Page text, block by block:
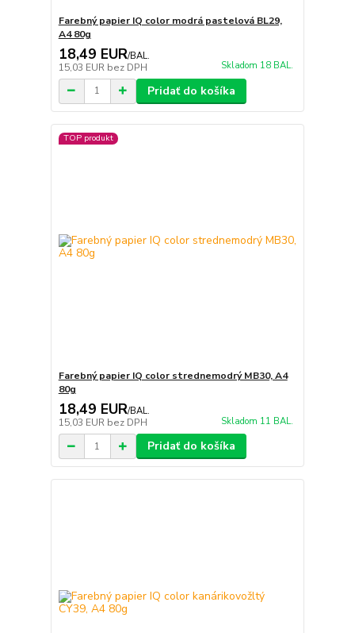
Farebný papier IQ color modrá pastelová BL29,
A4 80g
18,49 EUR/BAL.
15,03 EUR bez DPH Skladom 18 BAL.
Pridať do košíka
TOP produkt
Farebný papier IQ color strednemodrý MB30, A4
80g
18,49 EUR/BAL.
15,03 EUR bez DPH Skladom 11 BAL.
Pridať do košíka